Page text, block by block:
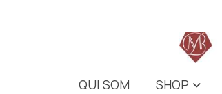
QUI SOM SHOP